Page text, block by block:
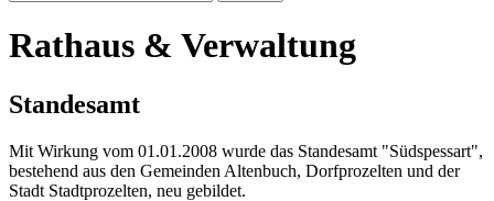
Rathaus & Verwaltung
Standesamt
Mit Wirkung vom 01.01.2008 wurde das Standesamt "Südspessart",
bestehend aus den Gemeinden Altenbuch, Dorfprozelten und der
Stadt Stadtprozelten, neu gebildet.